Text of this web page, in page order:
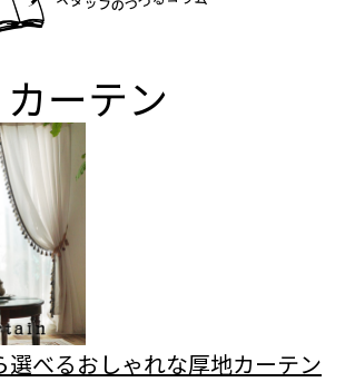
カーテン
選べるおしゃれな厚地カーテン